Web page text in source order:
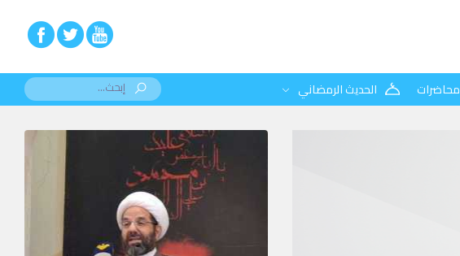
محاضرات الحديث الرمضاني